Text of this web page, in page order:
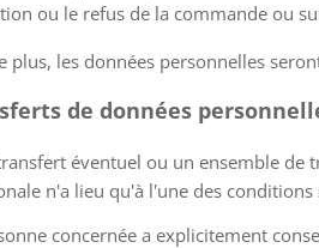
ou le refus de la commande ou
plus, les données personnelles
de données
éventuel ou un ensemble de
n'a lieu qu'à l'une des conditions
concernée a explicitement